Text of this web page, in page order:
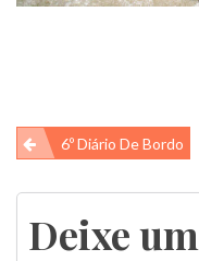
Navegação
de
Post
6º Diário De Bordo
Deixe